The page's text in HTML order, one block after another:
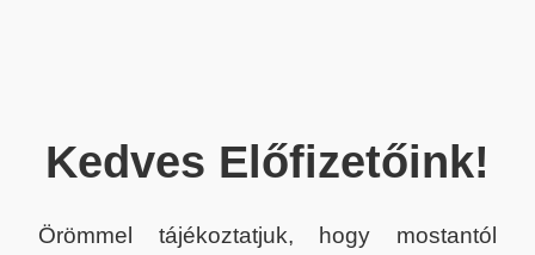
Kedves Előfizetőink!
Örömmel tájékoztatjuk, hogy mostantól